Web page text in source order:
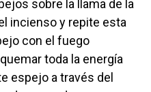
sobre la llama de la
incienso y repite esta
con el fuego
toda la energía
espejo a través del